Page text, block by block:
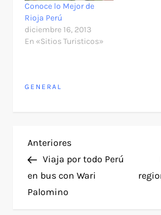
Conoce lo Mejor de
Rioja Perú
diciembre 16, 2013
En «Sitios Turisticos»
GENERAL
N
a
v
Entrada
anterior
Anteriores
Viaja por todo Perú
en bus con Wari
Palomino